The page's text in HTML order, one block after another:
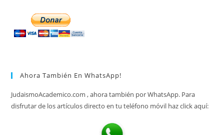
Ahora También En WhatsApp!
JudaismoAcademico.com , ahora también por WhatsApp. Para
disfrutar de los artículos directo en tu teléfono móvil haz click aquí: